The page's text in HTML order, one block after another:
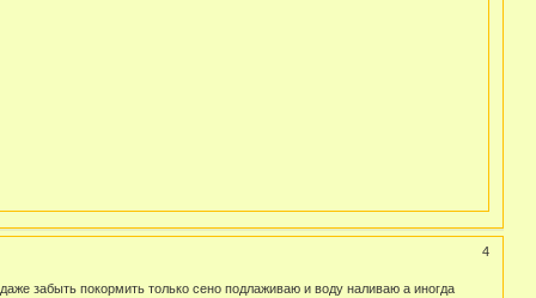
4
забыть покормить только сено подлаживаю и воду наливаю а иногда